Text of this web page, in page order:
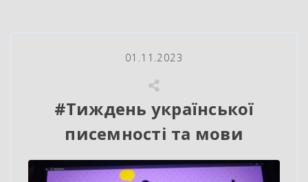
01.11.2023
#Тиждень української
писемності та мови